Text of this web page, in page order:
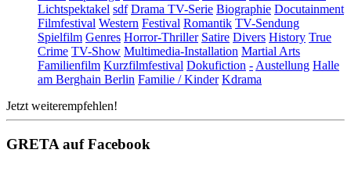
Lichtspektakel sdf Drama TV-Serie Biographie Docutainment
Filmfestival Western Festival Romantik TV-Sendung
Spielfilm Genres Horror-Thriller Satire Divers History True
Crime TV-Show Multimedia-Installation Martial Arts
Familienfilm Kurzfilmfestival Dokufiction -Austellung Halle
am Berghain Berlin Familie / Kinder Kdrama
Jetzt weiterempfehlen!
GRETA auf Facebook